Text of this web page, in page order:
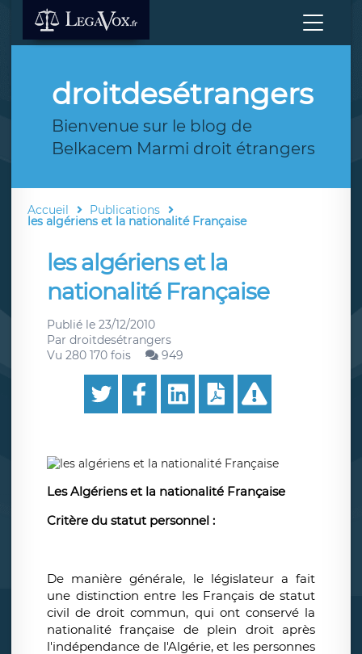
droitdesétrangers
Bienvenue sur le blog de
Belkacem Marmi droit étrangers
Accueil Publications
les algériens et la nationalité Française
les algériens et la
nationalité Française
Publié le 23/12/2010
Par droitdesétrangers
Vu 280 170 fois
949
Les Algériens et la nationalité Française
Critère du statut personnel :
De manière générale, le législateur a fait
une distinction entre les Français de statut
civil de droit commun, qui ont conservé la
nationalité française de plein droit après
l'indépendance de l'Algérie, et les personnes